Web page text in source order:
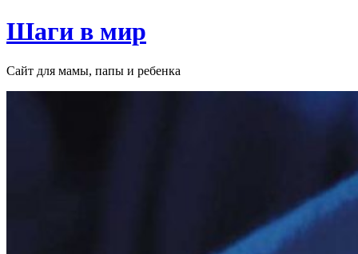
Перейти
к
Шаги в мир
Сайт для мамы, папы и ребенка